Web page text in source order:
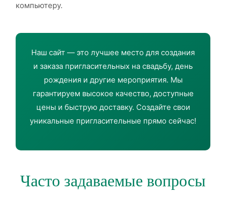
компьютеру.
Наш сайт — это лучшее место для создания
и заказа пригласительных на свадьбу, день
рождения и другие мероприятия. Мы
гарантируем высокое качество, доступные
цены и быструю доставку. Создайте свои
уникальные пригласительные прямо сейчас!
Часто задаваемые вопросы